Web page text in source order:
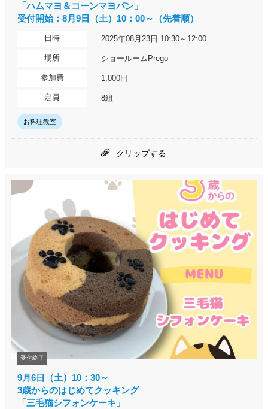
「ハムマヨ＆コーンマヨパン」
受付開始：8月9日（土）10：00～（先着順）
日時 2025年08月23日 10:30～12:00
場所 ショールームPrego
参加費 1,000円
定員 8組
お料理教室
クリップする
受付終了
9月6日（土）10：30～
3歳からのはじめてクッキング
「三毛猫シフォンケーキ」